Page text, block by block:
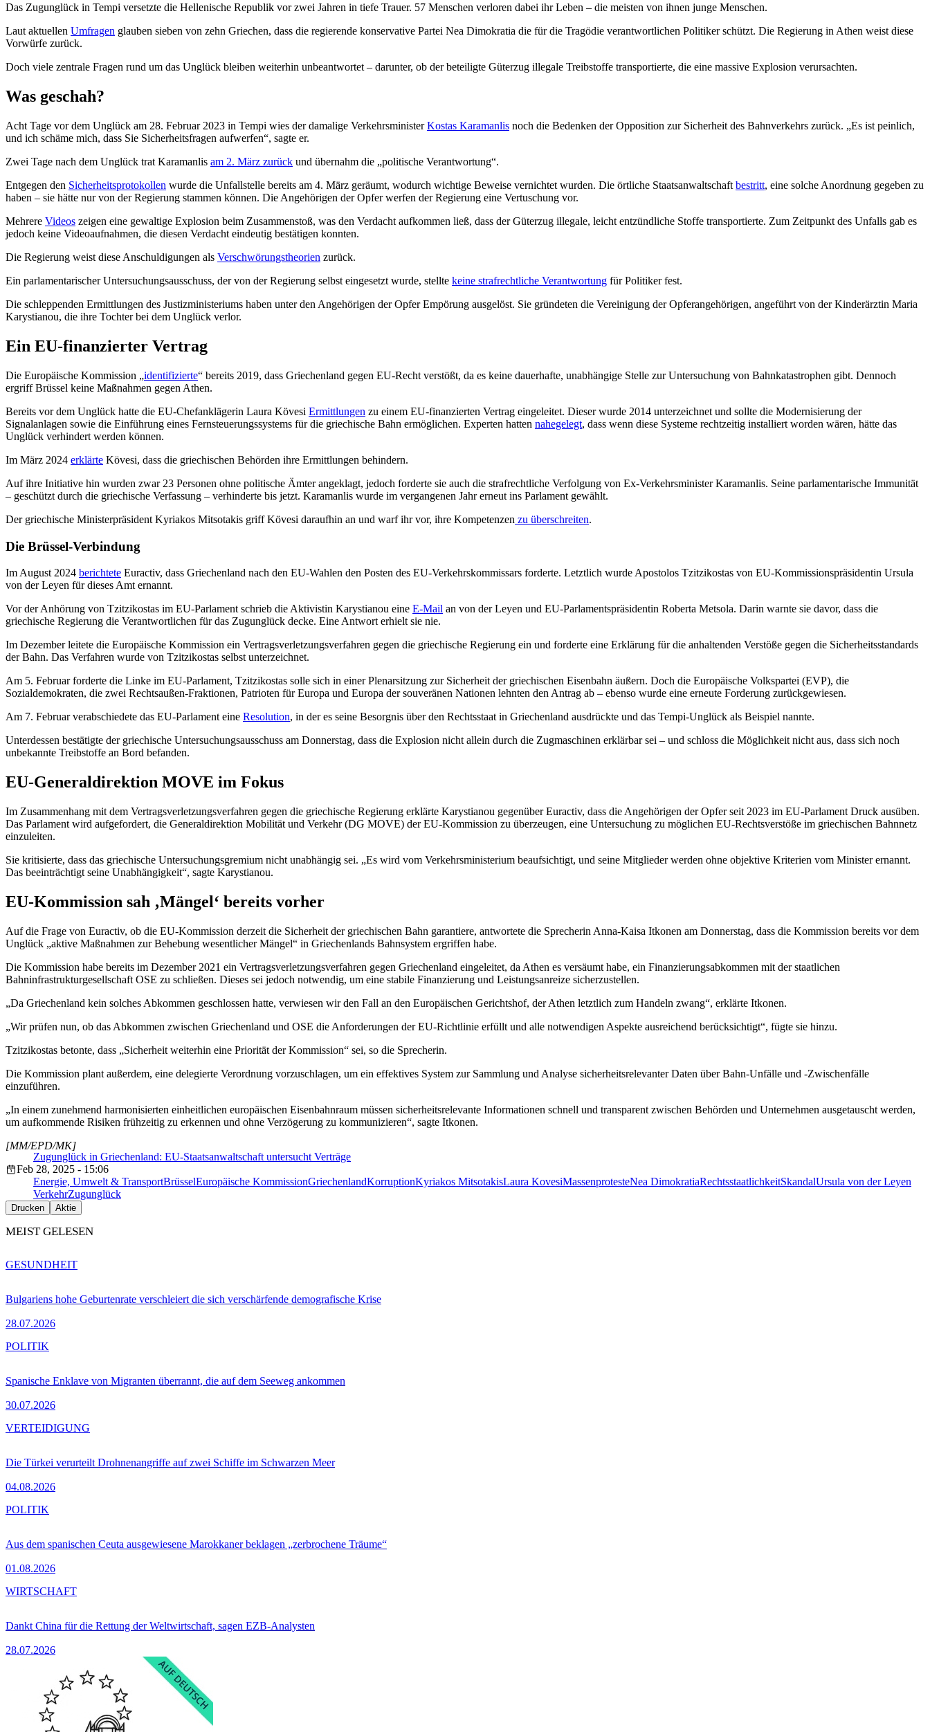
Das Zugunglück in Tempi versetzte die Hellenische Republik vor zwei Jahren in tiefe Trauer. 57 Menschen verloren dabei ihr Leben – die meisten von ihnen junge Menschen.
Laut aktuellen Umfragen glauben sieben von zehn Griechen, dass die regierende konservative Partei Nea Dimokratia die für die Tragödie verantwortlichen Politiker schützt. Die Regierung in Athen weist diese
Vorwürfe zurück.
Doch viele zentrale Fragen rund um das Unglück bleiben weiterhin unbeantwortet – darunter, ob der beteiligte Güterzug illegale Treibstoffe transportierte, die eine massive Explosion verursachten.
Was geschah?
Acht Tage vor dem Unglück am 28. Februar 2023 in Tempi wies der damalige VerkehrsministerKostas Karamanlis noch die Bedenken der Opposition zur Sicherheit des Bahnverkehrs zurück. „Es ist peinlich,
und ich schäme mich, dass Sie Sicherheitsfragen aufwerfen“, sagte er.
Zwei Tage nach dem Unglück trat Karamanlis am 2. März zurück und übernahm die „politische Verantwortung“.
Entgegen den Sicherheitsprotokollen wurde die Unfallstelle bereits am 4. März geräumt, wodurch wichtige Beweise vernichtet wurden. Die örtliche Staatsanwaltschaft bestritt, eine solche Anordnung gegeben zu
haben – sie hätte nur von der Regierung stammen können. Die Angehörigen der Opfer werfen der Regierung eine Vertuschung vor.
Mehrere Videos zeigen eine gewaltige Explosion beim Zusammenstoß, was den Verdacht aufkommen ließ, dass der Güterzug illegale, leicht entzündliche Stoffe transportierte. Zum Zeitpunkt des Unfalls gab es
jedoch keine Videoaufnahmen, die diesen Verdacht eindeutig bestätigen konnten.
Die Regierung weist diese Anschuldigungen als Verschwörungstheorien zurück.
Ein parlamentarischer Untersuchungsausschuss, der von der Regierung selbst eingesetzt wurde, stellte keine strafrechtliche Verantwortung für Politiker fest.
Die schleppenden Ermittlungen des Justizministeriums haben unter den Angehörigen der Opfer Empörung ausgelöst. Sie gründeten die Vereinigung der Opferangehörigen, angeführt von der Kinderärztin Maria
Karystianou, die ihre Tochter bei dem Unglück verlor.
Ein EU-finanzierter Vertrag
Die Europäische Kommission „identifizierte“ bereits 2019, dass Griechenland gegen EU-Recht verstößt, da es keine dauerhafte, unabhängige Stelle zur Untersuchung von Bahnkatastrophen gibt. Dennoch
ergriff Brüssel keine Maßnahmen gegen Athen.
Bereits vor dem Unglück hatte die EU-Chefanklägerin Laura Kövesi Ermittlungen zu einem EU-finanzierten Vertrag eingeleitet. Dieser wurde 2014 unterzeichnet und sollte die Modernisierung der
Signalanlagen sowie die Einführung eines Fernsteuerungssystems für die griechische Bahn ermöglichen. Experten hatten nahegelegt, dass wenn diese Systeme rechtzeitig installiert worden wären, hätte das
Unglück verhindert werden können.
Im März 2024 erklärte Kövesi, dass die griechischen Behörden ihre Ermittlungen behindern.
Auf ihre Initiative hin wurden zwar 23 Personen ohne politische Ämter angeklagt, jedoch forderte sie auch die strafrechtliche Verfolgung von Ex-Verkehrsminister Karamanlis. Seine parlamentarische Immunität
– geschützt durch die griechische Verfassung – verhinderte bis jetzt. Karamanlis wurde im vergangenen Jahr erneut ins Parlament gewählt.
Der griechische Ministerpräsident Kyriakos Mitsotakis griff Kövesi daraufhin an und warf ihr vor, ihre Kompetenzen zu überschreiten.
Die Brüssel-Verbindung
Im August 2024 berichtete Euractiv, dass Griechenland nach den EU-Wahlen den Posten des EU-Verkehrskommissars forderte. Letztlich wurde Apostolos Tzitzikostas von EU-Kommissionspräsidentin Ursula
von der Leyen für dieses Amt ernannt.
Vor der Anhörung von Tzitzikostas im EU-Parlament schrieb die Aktivistin Karystianou eine E-Mail an von der Leyen und EU-Parlamentspräsidentin Roberta Metsola. Darin warnte sie davor, dass die
griechische Regierung die Verantwortlichen für das Zugunglück decke. Eine Antwort erhielt sie nie.
Im Dezember leitete die Europäische Kommission ein Vertragsverletzungsverfahren gegen die griechische Regierung ein und forderte eine Erklärung für die anhaltenden Verstöße gegen die Sicherheitsstandards
der Bahn. Das Verfahren wurde von Tzitzikostas selbst unterzeichnet.
Am 5. Februar forderte die Linke im EU-Parlament, Tzitzikostas solle sich in einer Plenarsitzung zur Sicherheit der griechischen Eisenbahn äußern. Doch die Europäische Volkspartei (EVP), die
Sozialdemokraten, die zwei Rechtsaußen-Fraktionen, Patrioten für Europa und Europa der souveränen Nationen lehnten den Antrag ab – ebenso wurde eine erneute Forderung zurückgewiesen.
Am 7. Februar verabschiedete das EU-Parlament eine Resolution, in der es seine Besorgnis über den Rechtsstaat in Griechenland ausdrückte und das Tempi-Unglück als Beispiel nannte.
Unterdessen bestätigte der griechische Untersuchungsausschuss am Donnerstag, dass die Explosion nicht allein durch die Zugmaschinen erklärbar sei – und schloss die Möglichkeit nicht aus, dass sich noch
unbekannte Treibstoffe an Bord befanden.
EU-Generaldirektion MOVE im Fokus
Im Zusammenhang mit dem Vertragsverletzungsverfahren gegen die griechische Regierung erklärte Karystianou gegenüber Euractiv, dass die Angehörigen der Opfer seit 2023 im EU-Parlament Druck ausüben.
Das Parlament wird aufgefordert, die Generaldirektion Mobilität und Verkehr (DG MOVE) der EU-Kommission zu überzeugen, eine Untersuchung zu möglichen EU-Rechtsverstöße im griechischen Bahnnetz
einzuleiten.
Sie kritisierte, dass das griechische Untersuchungsgremium nicht unabhängig sei. „Es wird vom Verkehrsministerium beaufsichtigt, und seine Mitglieder werden ohne objektive Kriterien vom Minister ernannt.
Das beeinträchtigt seine Unabhängigkeit“, sagte Karystianou.
EU-Kommission sah ‚Mängel‘ bereits vorher
Auf die Frage von Euractiv, ob die EU-Kommission derzeit die Sicherheit der griechischen Bahn garantiere, antwortete die Sprecherin Anna-Kaisa Itkonen am Donnerstag, dass die Kommission bereits vor dem
Unglück „aktive Maßnahmen zur Behebung wesentlicher Mängel“ in Griechenlands Bahnsystem ergriffen habe.
Die Kommission habe bereits im Dezember 2021 ein Vertragsverletzungsverfahren gegen Griechenland eingeleitet, da Athen es versäumt habe, ein Finanzierungsabkommen mit der staatlichen
Bahninfrastrukturgesellschaft OSE zu schließen. Dieses sei jedoch notwendig, um eine stabile Finanzierung und Leistungsanreize sicherzustellen.
„Da Griechenland kein solches Abkommen geschlossen hatte, verwiesen wir den Fall an den Europäischen Gerichtshof, der Athen letztlich zum Handeln zwang“, erklärte Itkonen.
„Wir prüfen nun, ob das Abkommen zwischen Griechenland und OSE die Anforderungen der EU-Richtlinie erfüllt und alle notwendigen Aspekte ausreichend berücksichtigt“, fügte sie hinzu.
Tzitzikostas betonte, dass „Sicherheit weiterhin eine Priorität der Kommission“ sei, so die Sprecherin.
Die Kommission plant außerdem, eine delegierte Verordnung vorzuschlagen, um ein effektives System zur Sammlung und Analyse sicherheitsrelevanter Daten über Bahn-Unfälle und -Zwischenfälle
einzuführen.
„In einem zunehmend harmonisierten einheitlichen europäischen Eisenbahnraum müssen sicherheitsrelevante Informationen schnell und transparent zwischen Behörden und Unternehmen ausgetauscht werden,
um aufkommende Risiken frühzeitig zu erkennen und ohne Verzögerung zu kommunizieren“, sagte Itkonen.
Zugunglück in Griechenland: EU-Staatsanwaltschaft untersucht Verträge
[MM/EPD/MK]
Feb 28, 2025 - 15:06
Energie, Umwelt & TransportBrüsselEuropäische KommissionGriechenlandKorruptionKyriakos MitsotakisLaura KovesiMassenprotesteNea DimokratiaRechtsstaatlichkeitSkandalUrsula von der Leyen
VerkehrZugunglück
Drucken Aktie
MEIST GELESEN
Bulgariens hohe Geburtenrate verschleiert die sich verschärfende demografische Krise
28.07.2026
GESUNDHEIT
Spanische Enklave von Migranten überrannt, die auf dem Seeweg ankommen
30.07.2026
POLITIK
Die Türkei verurteilt Drohnenangriffe auf zwei Schiffe im Schwarzen Meer
04.08.2026
VERTEIDIGUNG
Aus dem spanischen Ceuta ausgewiesene Marokkaner beklagen „zerbrochene Träume“
01.08.2026
POLITIK
Dankt China für die Rettung der Weltwirtschaft, sagen EZB-Analysten
28.07.2026
WIRTSCHAFT